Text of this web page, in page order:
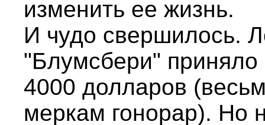
изменить ее жизнь.
И чудо свершилось.
"Блумсбери" приняло
4000 долларов
меркам гонорар). Но